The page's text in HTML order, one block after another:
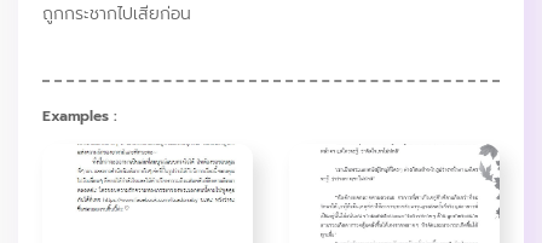
ถูกกระชากไปเสียก่อน
Examples :